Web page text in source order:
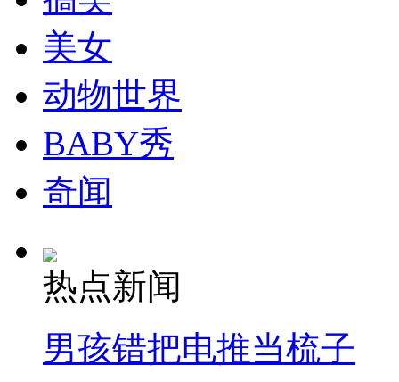
外交部：反对强权政治霸凌主义
安徽一实载49人客车翻车
走！跟着总书记去植树
美女
动物世界
BABY秀
奇闻
热点新闻
男孩错把电推当梳子